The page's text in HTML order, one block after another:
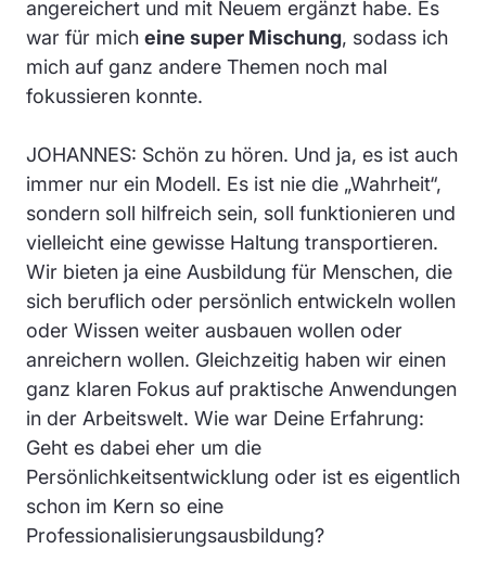
angereichert und mit Neuem ergänzt habe. Es
war für mich eine super Mischung, sodass ich
mich auf ganz andere Themen noch mal
fokussieren konnte.
JOHANNES: Schön zu hören. Und ja, es ist auch
immer nur ein Modell. Es ist nie die „Wahrheit“,
sondern soll hilfreich sein, soll funktionieren und
vielleicht eine gewisse Haltung transportieren.
Wir bieten ja eine Ausbildung für Menschen, die
sich beruflich oder persönlich entwickeln wollen
oder Wissen weiter ausbauen wollen oder
anreichern wollen. Gleichzeitig haben wir einen
ganz klaren Fokus auf praktische Anwendungen
in der Arbeitswelt. Wie war Deine Erfahrung:
Geht es dabei eher um die
Persönlichkeitsentwicklung oder ist es eigentlich
schon im Kern so eine
Professionalisierungsausbildung?